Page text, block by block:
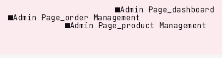
Admin Page_dashboard
Admin Page_order Management
Admin Page_product Management